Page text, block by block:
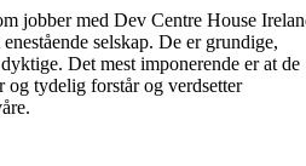
jobber med Dev Centre House
selskap. De er grundige,
Det mest imponerende er at de
og tydelig forstår og verdsetter